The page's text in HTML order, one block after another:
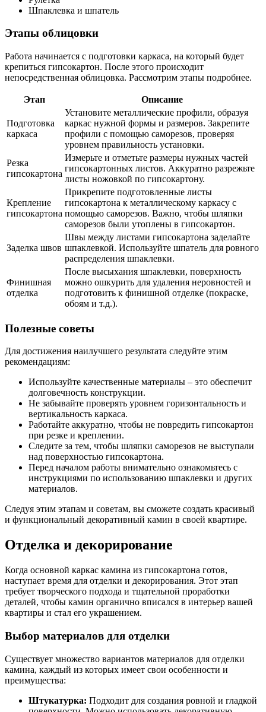
Шпаклевка и шпатель
Этапы облицовки
Работа начинается с подготовки каркаса, на который будет
крепиться гипсокартон. После этого происходит
непосредственная облицовка. Рассмотрим этапы подробнее.
Этап Описание
Подготовка
каркаса
Установите металлические профили, образуя
каркас нужной формы и размеров. Закрепите
профили с помощью саморезов, проверяя
уровнем правильность установки.
Резка
гипсокартона
Измерьте и отметьте размеры нужных частей
гипсокартонных листов. Аккуратно разрежьте
листы ножовкой по гипсокартону.
Крепление
гипсокартона
Прикрепите подготовленные листы
гипсокартона к металлическому каркасу с
помощью саморезов. Важно, чтобы шляпки
саморезов были утоплены в гипсокартон.
Заделка швов
Швы между листами гипсокартона заделайте
шпаклевкой. Используйте шпатель для ровного
распределения шпаклевки.
Финишная
отделка
После высыхания шпаклевки, поверхность
можно ошкурить для удаления неровностей и
подготовить к финишной отделке (покраске,
обоям и т.д.).
Полезные советы
Для достижения наилучшего результата следуйте этим
рекомендациям:
Используйте качественные материалы – это обеспечит
долговечность конструкции.
Не забывайте проверять уровнем горизонтальность и
вертикальность каркаса.
Работайте аккуратно, чтобы не повредить гипсокартон
при резке и креплении.
Следите за тем, чтобы шляпки саморезов не выступали
над поверхностью гипсокартона.
Перед началом работы внимательно ознакомьтесь с
инструкциями по использованию шпаклевки и других
материалов.
Следуя этим этапам и советам, вы сможете создать красивый
и функциональный декоративный камин в своей квартире.
Отделка и декорирование
Когда основной каркас камина из гипсокартона готов,
наступает время для отделки и декорирования. Этот этап
требует творческого подхода и тщательной проработки
деталей, чтобы камин органично вписался в интерьер вашей
квартиры и стал его украшением.
Выбор материалов для отделки
Существует множество вариантов материалов для отделки
камина, каждый из которых имеет свои особенности и
преимущества:
Штукатурка: Подходит для создания ровной и гладкой